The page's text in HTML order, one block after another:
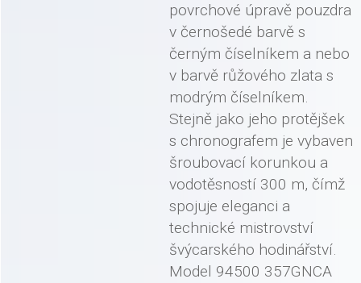
povrchové úpravě pouzdra
v černošedé barvě s
černým číselníkem a nebo
v barvě růžového zlata s
modrým číselníkem.
Stejně jako jeho protějšek
s chronografem je vybaven
šroubovací korunkou a
vodotěsností 300 m, čímž
spojuje eleganci a
technické mistrovství
švýcarského hodinářství.
Model 94500 357GNCA